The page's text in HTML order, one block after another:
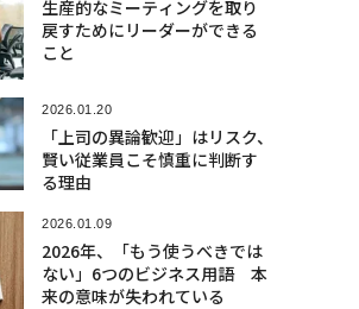
生産的なミーティングを取り
戻すためにリーダーができる
こと
2026.01.20
「上司の異論歓迎」はリスク、
賢い従業員こそ慎重に判断す
る理由
2026.01.09
2026年、「もう使うべきでは
ない」6つのビジネス用語 本
来の意味が失われている